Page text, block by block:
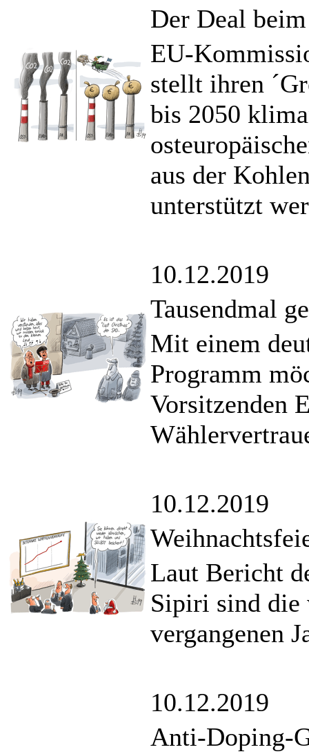
Der Deal
EU-
stellt ihren
bis 2050
aus der
unterstützt
10.12.2019
Tausendmal
Mit einem
Programm
Vorsitzenden
10.12.2019
Laut Bericht
Sipiri sind die
vergangenen
10.12.2019
Anti-Doping-